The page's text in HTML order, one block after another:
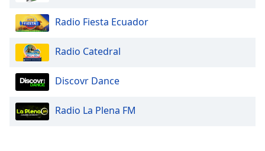
Radio Fiesta Ecuador
Radio Catedral
Discovr Dance
Radio La Plena FM